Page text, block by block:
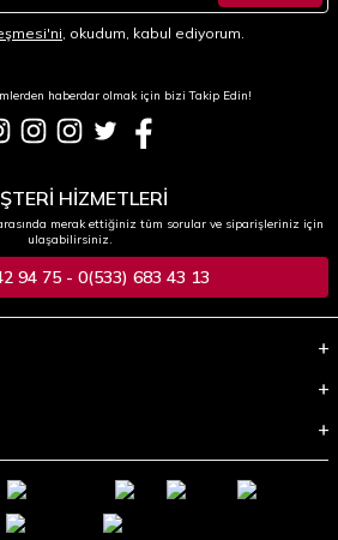
, okudum, kabul ediyorum.
haberdar olmak için bizi Takip Edin!
HİZMETLERİ
merak ettiğiniz tüm sorular ve siparişleriniz için
ulaşabilirsiniz.
94 75 - 0(533) 683 43 13